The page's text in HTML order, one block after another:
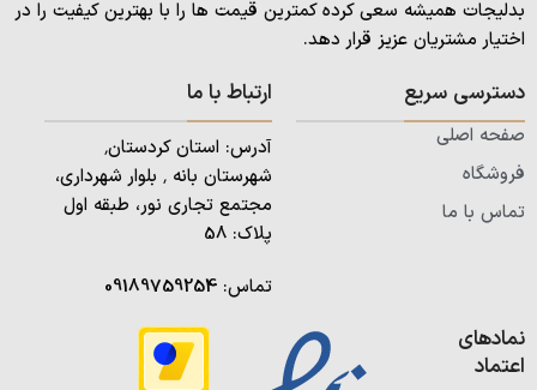
بدلیجات همیشه سعی کرده کمترین قیمت ها را با بهترین کیفیت را در
اختیار مشتریان عزیز قرار دهد.
دسترسی سریع
صفحه اصلی
فروشگاه
تماس با ما
ارتباط با ما
آدرس: استان کردستان٬
شهرستان بانه ٬ بلوار شهرداری،
مجتمع تجاری نور، طبقه اول
پلاک: 58
تماس: 09189759254
نمادهای
اعتماد